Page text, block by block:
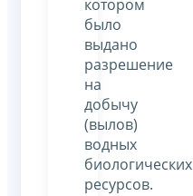
котором
было
выдано
разрешение
на
добычу
(вылов)
водных
биологических
ресурсов.